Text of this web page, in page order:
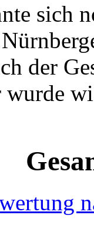
sich
der
wurde